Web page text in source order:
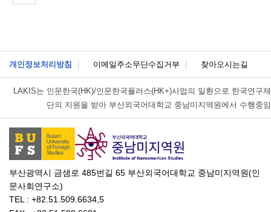
개인정보처리방침 이메일주소무단수집거부 찾아오시는길
LAKIS는 인문한국(HK)/인문한국플러스(HK+)사업의 일환으로 한국연구재
단의 지원을 받아 부산외국어대학교 중남미지역원에서 수행중임
부산광역시 금샘로 485번길 65 부산외국어대학교 중남미지역원(인
문사회연구소)
TEL : +82.51.509.6634,5